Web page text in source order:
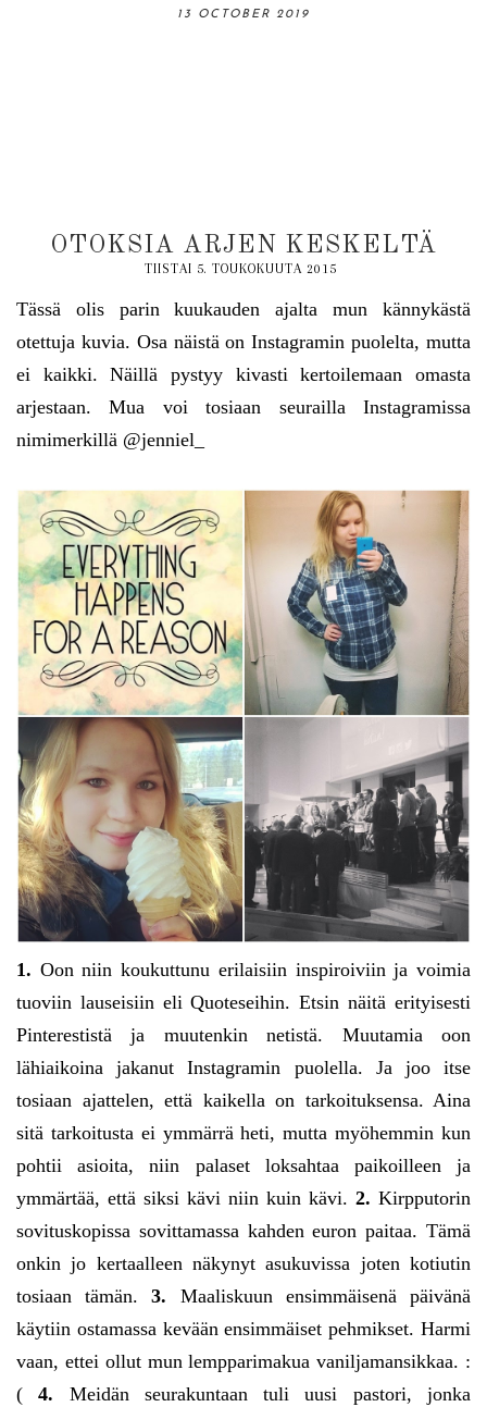
13 OCTOBER 2019
06 OCTOBER 2019
31 AUGUST 2019
18 AUGUST 2019
OTOKSIA ARJEN KESKELTÄ
TIISTAI 5. TOUKOKUUTA 2015
Tässä olis parin kuukauden ajalta mun kännykästä
otettuja kuvia. Osa näistä on Instagramin puolelta, mutta
ei kaikki. Näillä pystyy kivasti kertoilemaan omasta
arjestaan. Mua voi tosiaan seurailla Instagramissa
nimimerkillä @jenniel_
1. Oon niin koukuttunu erilaisiin inspiroiviin ja voimia
tuoviin lauseisiin eli Quoteseihin. Etsin näitä erityisesti
Pinterestistä ja muutenkin netistä. Muutamia oon
lähiaikoina jakanut Instagramin puolella. Ja joo itse
tosiaan ajattelen, että kaikella on tarkoituksensa. Aina
sitä tarkoitusta ei ymmärrä heti, mutta myöhemmin kun
pohtii asioita, niin palaset loksahtaa paikoilleen ja
ymmärtää, että siksi kävi niin kuin kävi. 2. Kirpputorin
sovituskopissa sovittamassa kahden euron paitaa. Tämä
onkin jo kertaalleen näkynyt asukuvissa joten kotiutin
tosiaan tämän.3. Maaliskuun ensimmäisenä päivänä
käytiin ostamassa kevään ensimmäiset pehmikset. Harmi
vaan, ettei ollut mun lempparimakua vaniljamansikkaa. :
(4. Meidän seurakuntaan tuli uusi pastori, jonka